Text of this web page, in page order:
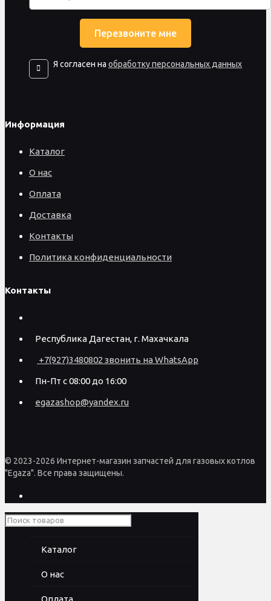
Я согласен на обработку персональных данных
Информация
Каталог
О нас
Оплата
Доставка
Контакты
Политика конфиденциальности
Контакты
Республика Дагестан, г. Махачкала
+7(927)3480802 звонить на WhatsApp
Пн-Пт с 08:00 до 16:00
egazashop@yandex.ru
© 2023-2026 Интернет-магазин запчастей для газовых котлов
"Egaza". Все права защищены.
Каталог
О нас
Оплата